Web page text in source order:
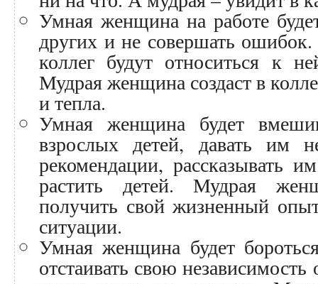
Умная женщина на работе
других и не совершать
коллег будут относиться к
Мудрая женщина создаст в
и тепла.
Умная женщина будет
взрослых детей, давать им
рекомендации, рассказывать
растить детей. Мудрая
получить свой жизненный
ситуации.
Умная женщина будет
отстаивать свою независимость